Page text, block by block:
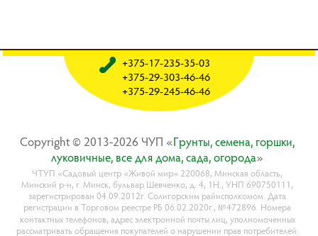
Copyright © 2013-2026 ЧУП «Гpyнты, ceмeнa, гopшки,
лyкoвичныe, вce для дoмa, caдa, oгopoдa»
ЧТУП «Садовый центр «Живой мир» 220068, Минская область,
Минский р-н, г. Минск, бульвар Шевченко, д. 4, 1Н., УНП 690750111,
зарегистрирован 04.09.2012г. Солигорским райисполкомом. Дата
регистрации в Торговом реестре РБ 06.02.2020г., №472896. Номера
контактных телефонов, адрес электронной почты лиц, уполномоченных
рассматривать обращения покупателей о нарушении прав потребителей:
+375-17-235-35-03
+375-29-303-46-46
+375-29-245-46-46